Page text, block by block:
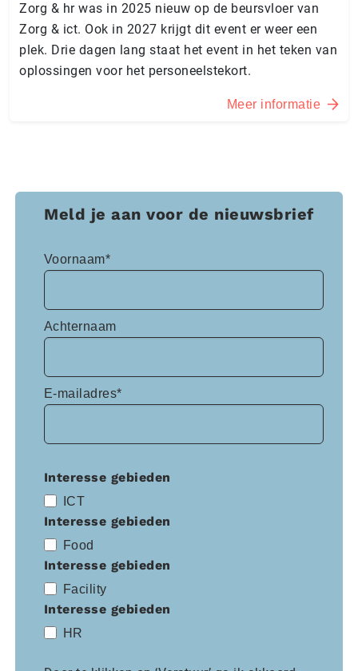
Zorg & hr was in 2025 nieuw op de beursvloer van
Zorg & ict. Ook in 2027 krijgt dit event er weer een
plek. Drie dagen lang staat het event in het teken van
oplossingen voor het personeelstekort.
Meer informatie
Meld je aan voor de nieuwsbrief
Voornaam*
Achternaam
E-mailadres*
Interesse gebieden
ICT
Interesse gebieden
Food
Interesse gebieden
Facility
Interesse gebieden
HR